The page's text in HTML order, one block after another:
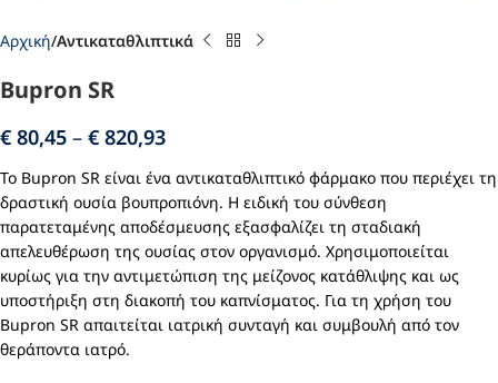
Αρχική Αντικαταθλιπτικά
Bupron SR
€ 80,45 – € 820,93
Το Bupron SR είναι ένα αντικαταθλιπτικό φάρμακο που περιέχει τη
δραστική ουσία βουπροπιόνη. Η ειδική του σύνθεση
παρατεταμένης αποδέσμευσης εξασφαλίζει τη σταδιακή
απελευθέρωση της ουσίας στον οργανισμό. Χρησιμοποιείται
κυρίως για την αντιμετώπιση της μείζονος κατάθλιψης και ως
υποστήριξη στη διακοπή του καπνίσματος. Για τη χρήση του
Bupron SR απαιτείται ιατρική συνταγή και συμβουλή από τον
θεράποντα ιατρό.